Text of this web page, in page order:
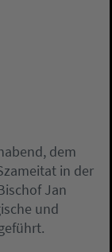
dem
in der
Jan
und